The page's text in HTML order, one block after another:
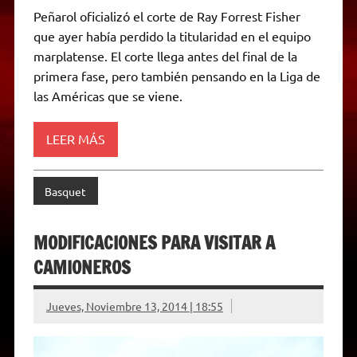
a
t
s
p
p
e
g
a
m
i
t
t
r
c
e
b
o
o
k
s
s
e
g
e
y
L
n
k
a
i
i
n
t
r
i
Peñarol oficializó el corte de Ray Forrest Fisher
que ayer había perdido la titularidad en el equipo
marplatense. El corte llega antes del final de la
primera fase, pero también pensando en la Liga de
las Américas que se viene.
LEER MÁS
Basquet
MODIFICACIONES PARA VISITAR A
CAMIONEROS
Jueves, Noviembre 13, 2014 | 18:55